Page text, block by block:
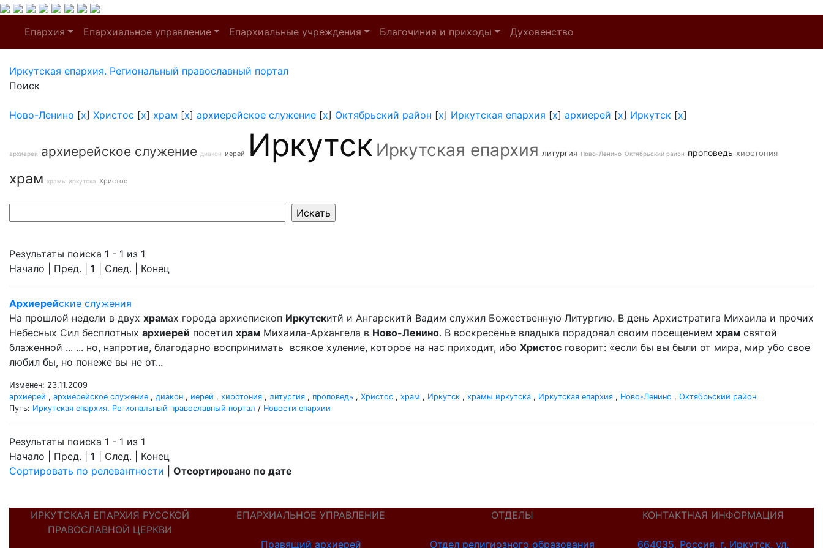
Епархия Епархиальное управление Епархиальные учреждения Благочиния и приходы Духовенство
Иркутская епархия. Региональный православный портал
Поиск
Ново-Ленино [x] Христос [x] храм [x] архиерейское служение [x] Октябрьский район [x] Иркутская епархия [x] архиерей [x] Иркутск [x]
архиерей архиерейское служение диакон иерей Иркутск Иркутская епархия литургия Ново-Ленино Октябрьский район проповедь хиротония
храм храмы иркутска Христос
Результаты поиска 1 - 1 из 1
Начало | Пред. | 1 | След. | Конец
Архиерейские служения
На прошлой недели в двух храмах города архиепископ Иркутскитй и Ангарскитй Вадим служил Божественную Литургию. В день Архистратига Михаила и прочих
Небесных Сил бесплотных архиерей посетил храм Михаила-Архангела в Ново-Ленино. В воскресенье владыка порадовал своим посещением храм святой
блаженной ... ... но, напротив, благодарно воспринимать всякое хуление, которое на нас приходит, ибо Христос говорит: «если бы вы были от мира, мир убо свое
любил бы, но понеже вы не от...
Изменен: 23.11.2009
архиерей , архиерейское служение , диакон , иерей , хиротония , литургия , проповедь , Христос , храм , Иркутск , храмы иркутска , Иркутская епархия , Ново-Ленино , Октябрьский район
Путь: Иркутская епархия. Региональный православный портал / Новости епархии
Результаты поиска 1 - 1 из 1
Начало | Пред. | 1 | След. | Конец
Сортировать по релевантности
Отсортировано по дате
ИРКУТСКАЯ ЕПАРХИЯ РУССКОЙ
ПРАВОСЛАВНОЙ ЦЕРКВИ
ЕПАРХИАЛЬНОЕ УПРАВЛЕНИЕ
Правящий архиерей
ОТДЕЛЫ
Отдел религиозного образования
КОНТАКТНАЯ ИНФОРМАЦИЯ
664035, Россия, г. Иркутск, ул.